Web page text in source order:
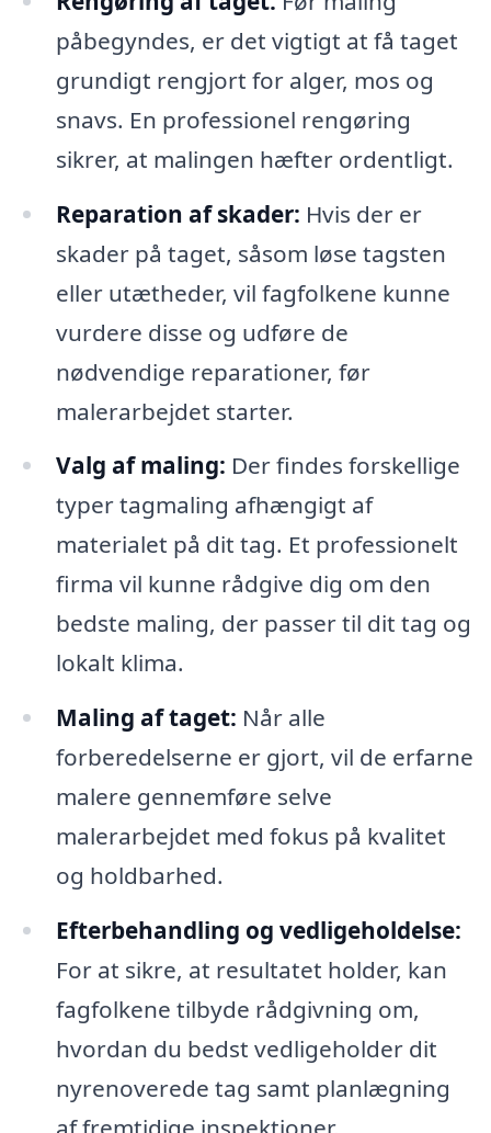
påbegyndes, er det vigtigt at få taget
grundigt rengjort for alger, mos og
snavs. En professionel rengøring
sikrer, at malingen hæfter ordentligt.
Reparation af skader: Hvis der er
skader på taget, såsom løse tagsten
eller utætheder, vil fagfolkene kunne
vurdere disse og udføre de
nødvendige reparationer, før
malerarbejdet starter.
Valg af maling: Der findes forskellige
typer tagmaling afhængigt af
materialet på dit tag. Et professionelt
firma vil kunne rådgive dig om den
bedste maling, der passer til dit tag og
lokalt klima.
Maling af taget: Når alle
forberedelserne er gjort, vil de erfarne
malere gennemføre selve
malerarbejdet med fokus på kvalitet
og holdbarhed.
Efterbehandling og vedligeholdelse:
For at sikre, at resultatet holder, kan
fagfolkene tilbyde rådgivning om,
hvordan du bedst vedligeholder dit
nyrenoverede tag samt planlægning